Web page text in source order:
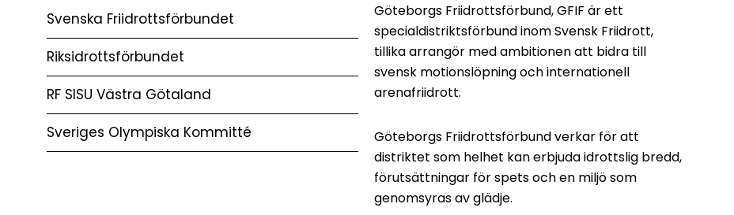
Svenska Friidrottsförbundet
Riksidrottsförbundet
RF SISU Västra Götaland
Sveriges Olympiska Kommitté
Göteborgs Friidrottsförbund, GFIF är ett
specialdistriktsförbund inom Svensk Friidrott,
tillika arrangör med ambitionen att bidra till
svensk motionslöpning och internationell
arenafriidrott.
Göteborgs Friidrottsförbund verkar för att
distriktet som helhet kan erbjuda idrottslig bredd,
förutsättningar för spets och en miljö som
genomsyras av glädje.